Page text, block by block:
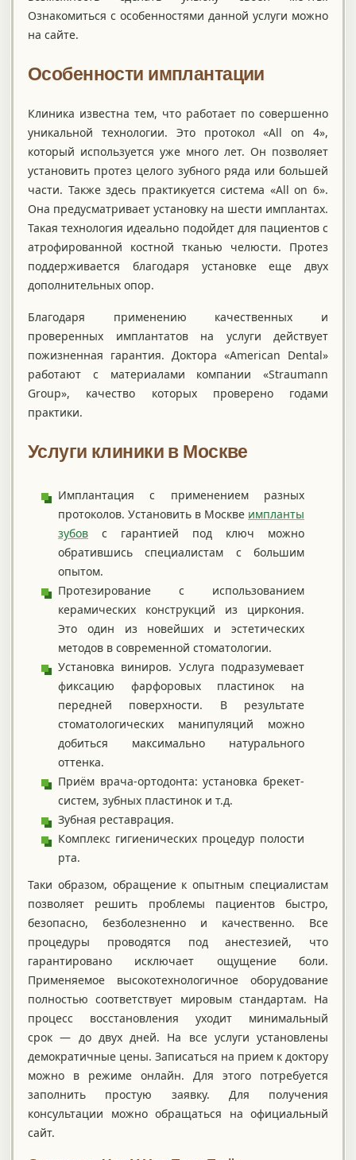
Ознакомиться с особенностями данной услуги можно
на сайте.
Особенности имплантации
Клиника известна тем, что работает по совершенно
уникальной технологии. Это протокол «All on 4»,
который используется уже много лет. Он позволяет
установить протез целого зубного ряда или большей
части. Также здесь практикуется система «All on 6».
Она предусматривает установку на шести имплантах.
Такая технология идеально подойдет для пациентов с
атрофированной костной тканью челюсти. Протез
поддерживается благодаря установке еще двух
дополнительных опор.
Благодаря применению качественных и
проверенных имплантатов на услуги действует
пожизненная гарантия. Доктора «American Dental»
работают с материалами компании «Straumann
Group», качество которых проверено годами
практики.
Услуги клиники в Москве
Имплантация с применением разных
протоколов. Установить в Москве импланты
зубов с гарантией под ключ можно
обратившись специалистам с большим
опытом.
Протезирование с использованием
керамических конструкций из циркония.
Это один из новейших и эстетических
методов в современной стоматологии.
Установка виниров. Услуга подразумевает
фиксацию фарфоровых пластинок на
передней поверхности. В результате
стоматологических манипуляций можно
добиться максимально натурального
оттенка.
Приём врача-ортодонта: установка брекет-
систем, зубных пластинок и т.д.
Зубная реставрация.
Комплекс гигиенических процедур полости
рта.
Таки образом, обращение к опытным специалистам
позволяет решить проблемы пациентов быстро,
безопасно, безболезненно и качественно. Все
процедуры проводятся под анестезией, что
гарантировано исключает ощущение боли.
Применяемое высокотехнологичное оборудование
полностью соответствует мировым стандартам. На
процесс восстановления уходит минимальный
срок — до двух дней. На все услуги установлены
демократичные цены. Записаться на прием к доктору
можно в режиме онлайн. Для этого потребуется
заполнить простую заявку. Для получения
консультации можно обращаться на официальный
сайт.